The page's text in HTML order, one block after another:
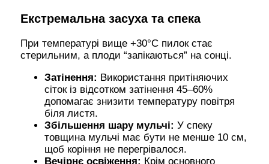
Екстремальна засуха та спека
При температурі вище +30°C пилок стає
стерильним, а плоди “запікаються” на сонці.
Затінення: Використання притіняючих
сіток із відсотком затінення 45–60%
допомагає знизити температуру повітря
біля листя.
Збільшення шару мульчі: У спеку
товщина мульчі має бути не менше 10 см,
щоб коріння не перегрівалося.
Вечірнє освіження: Крім основного